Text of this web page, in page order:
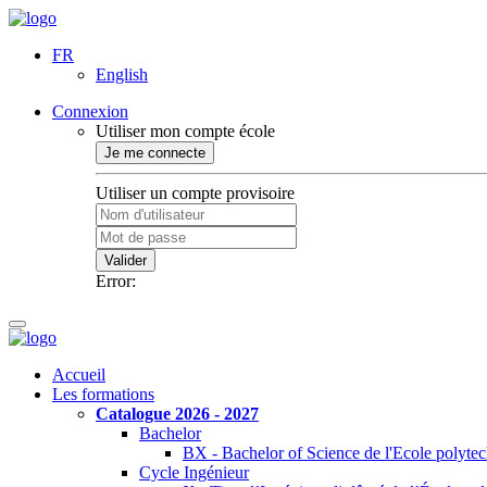
FR
English
Connexion
Utiliser mon compte école
Je me connecte
Utiliser un compte provisoire
Valider
Error:
Accueil
Les formations
Catalogue 2026 - 2027
Bachelor
BX - Bachelor of Science de l'Ecole
Cycle Ingénieur